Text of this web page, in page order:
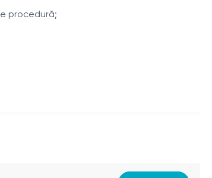
procedură;